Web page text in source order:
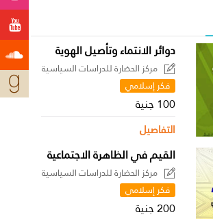
دوائر الانتماء وتأصيل الهوية
مركز الحضارة للدراسات السياسية
فكر إسلامي
100 جنية
التفاصيل
القيم في الظاهرة الاجتماعية
مركز الحضارة للدراسات السياسية
فكر إسلامي
200 جنية